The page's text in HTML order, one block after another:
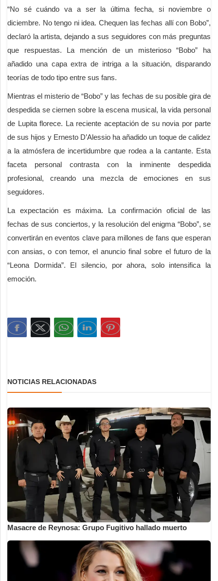
“No sé cuándo va a ser la última fecha, si noviembre o
diciembre. No tengo ni idea. Chequen las fechas allí con Bobo”,
declaró la artista, dejando a sus seguidores con más preguntas
que respuestas. La mención de un misterioso “Bobo” ha
añadido una capa extra de intriga a la situación, disparando
teorías de todo tipo entre sus fans.
Mientras el misterio de “Bobo” y las fechas de su posible gira de
despedida se ciernen sobre la escena musical, la vida personal
de Lupita florece. La reciente aceptación de su novia por parte
de sus hijos y Ernesto D’Alessio ha añadido un toque de calidez
a la atmósfera de incertidumbre que rodea a la cantante. Esta
faceta personal contrasta con la inminente despedida
profesional, creando una mezcla de emociones en sus
seguidores.
La expectación es máxima. La confirmación oficial de las
fechas de sus conciertos, y la resolución del enigma “Bobo”, se
convertirán en eventos clave para millones de fans que esperan
con ansias, o con temor, el anuncio final sobre el futuro de la
“Leona Dormida”. El silencio, por ahora, solo intensifica la
emoción.
NOTICIAS RELACIONADAS
Masacre de Reynosa: Grupo Fugitivo hallado muerto